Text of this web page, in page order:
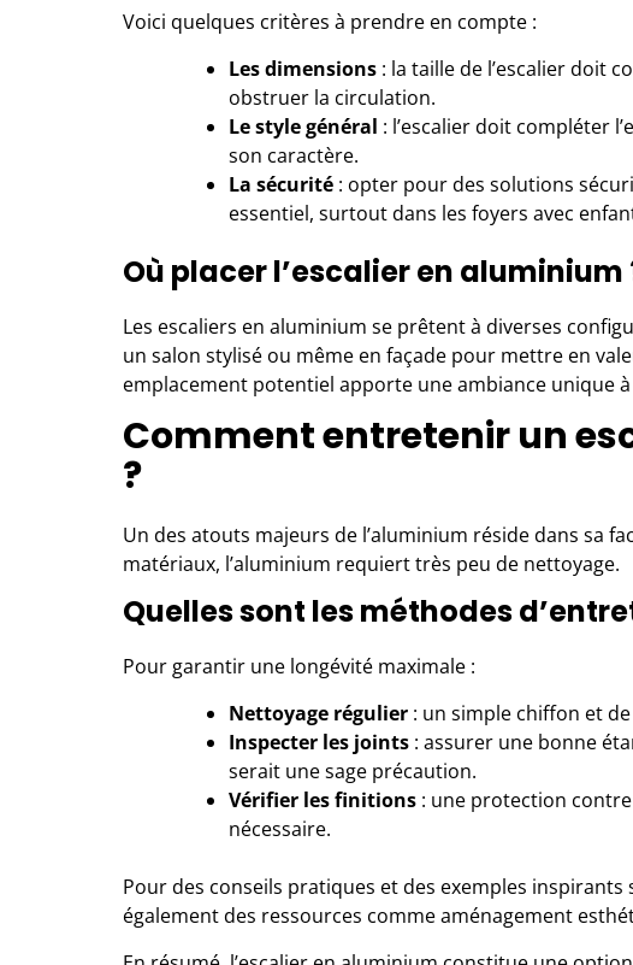
Voici quelques critères à prendre en compte :
Les dimensions : la taille de l’escalier doit
obstruer la circulation.
Le style général : l’escalier doit compléter
son caractère.
La sécurité : opter pour des solutions
essentiel, surtout dans les foyers avec
Où placer l’escalier en aluminium
Les escaliers en aluminium se prêtent à diverses
un salon stylisé ou même en façade pour mettre en
emplacement potentiel apporte une ambiance unique
Comment entretenir un
?
Un des atouts majeurs de l’aluminium réside dans sa
matériaux, l’aluminium requiert très peu de nettoyage.
Quelles sont les méthodes
Pour garantir une longévité maximale :
Nettoyage régulier : un simple chiffon et
Inspecter les joints : assurer une bonne
serait une sage précaution.
Vérifier les finitions : une protection
nécessaire.
Pour des conseils pratiques et des exemples inspirants
également des ressources commeaménagement